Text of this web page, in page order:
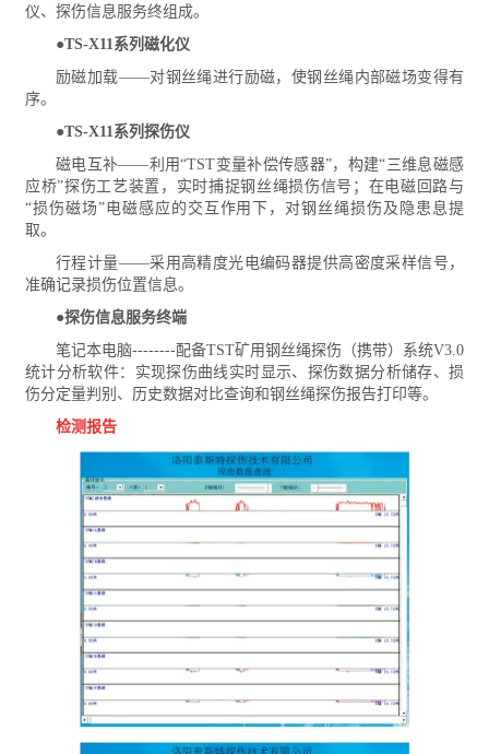
仪、探伤信息服务终组成。
●TS-X11系列磁化仪
励磁加载——对钢丝绳进行励磁，使钢丝绳内部磁场变得有
序。
●TS-X11系列探伤仪
磁电互补——利用“TST变量补偿传感器”，构建“三维息磁感
应桥”探伤工艺装置，实时捕捉钢丝绳损伤信号；在电磁回路与
“损伤磁场”电磁感应的交互作用下，对钢丝绳损伤及隐患息提
取。
行程计量——采用高精度光电编码器提供高密度采样信号，
准确记录损伤位置信息。
●探伤信息服务终端
笔记本电脑--------配备TST矿用钢丝绳探伤（携带）系统V3.0
统计分析软件：实现探伤曲线实时显示、探伤数据分析储存、损
伤分定量判别、历史数据对比查询和钢丝绳探伤报告打印等。
检测报告